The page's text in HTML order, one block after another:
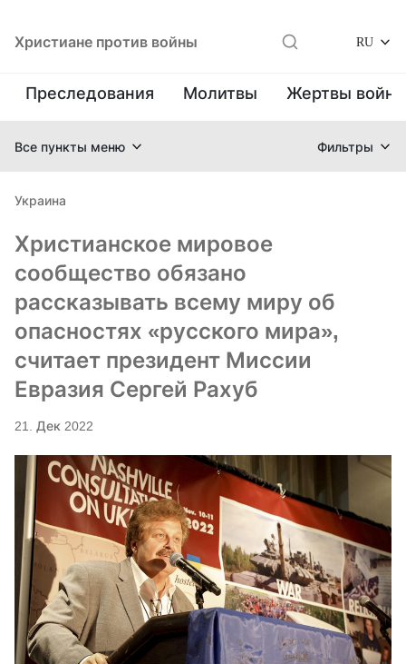
Христиане против войны RU
Преследования Молитвы Жертвы
Все пункты меню Фильтры
Украина
Христианское мировое
сообщество обязано
рассказывать всему миру об
опасностях «русского мира»,
считает президент Миссии
Евразия Сергей Рахуб
21. Дек 2022